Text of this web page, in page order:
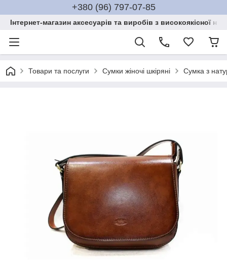
+380 (96) 797-07-85
Інтернет-магазин аксесуарів та виробів з високоякісної
Товари та послуги Сумки жіночі шкіряні Сумка з